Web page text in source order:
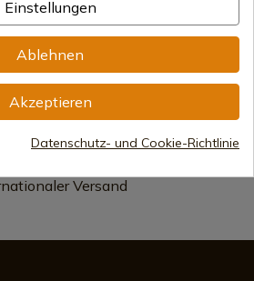
In den Warenkorb
Verkauf seit 1998
Zahlungsmethoden
Versand
Einstellungen
Ablehnen
Akzeptieren
Datenschutz- und Cookie-Richtlinie